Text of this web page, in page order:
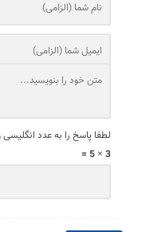
لطفا پاسخ را به عدد انگلیسی
3 × 5 =